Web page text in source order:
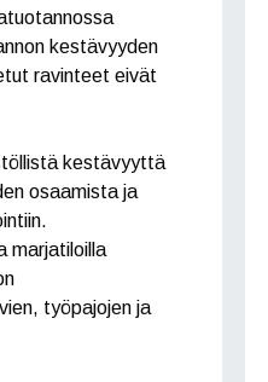
kestävyyden
ravinteet eivät
kestävyyttä
osaamista ja
marjatiloilla
työpajojen ja